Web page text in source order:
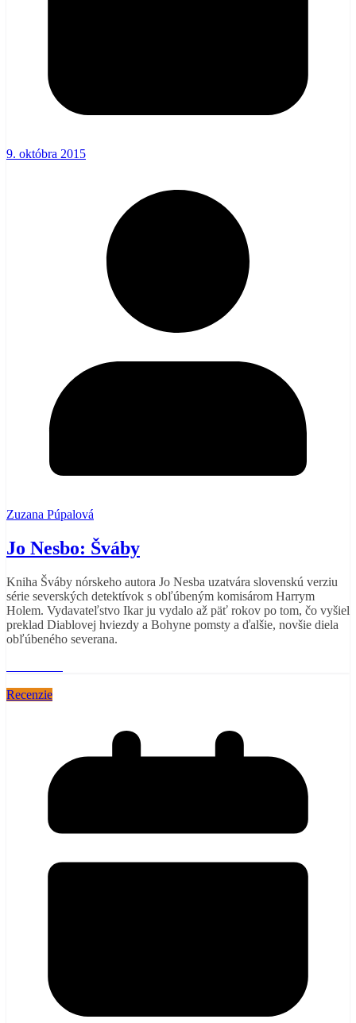
9. októbra 2015
Zuzana Púpalová
Jo Nesbo: Šváby
Kniha Šváby nórskeho autora Jo Nesba uzatvára slovenskú verziu
série severských detektívok s obľúbeným komisárom Harrym
Holem. Vydavateľstvo Ikar ju vydalo až päť rokov po tom, čo vyšiel
preklad Diablovej hviezdy a Bohyne pomsty a ďalšie, novšie diela
obľúbeného severana.
Recenzie